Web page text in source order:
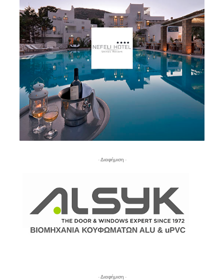
- Διαφήμιση -
- Διαφήμιση -